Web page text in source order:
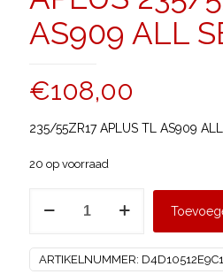
AS909 ALL
€108,00
235/55ZR17 APLUS TL AS909
20 op voorraad
AS909
ARTIKELNUMMER: D4D10512E9C1